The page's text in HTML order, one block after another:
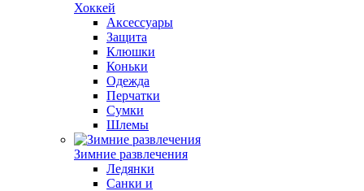
Хоккей
Аксессуары
Защита
Клюшки
Коньки
Одежда
Перчатки
Сумки
Шлемы
Зимние развлечения
Ледянки
Санки и